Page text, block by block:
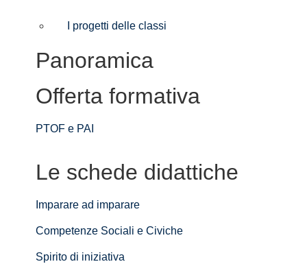
I progetti delle classi
Panoramica
Offerta formativa
PTOF e PAI
Le schede didattiche
Imparare ad imparare
Competenze Sociali e Civiche
Spirito di iniziativa